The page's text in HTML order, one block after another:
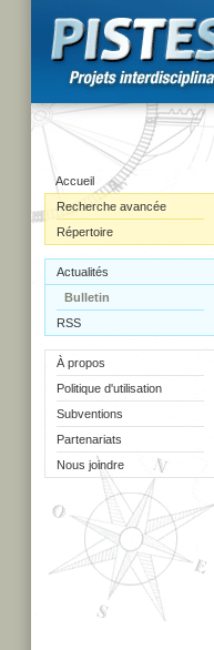
Accueil
Recherche avancée
Répertoire
Actualités
Bulletin
RSS
À propos
Politique d'utilisation
Subventions
Partenariats
Nous joindre